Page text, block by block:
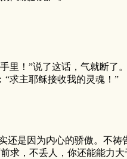
！”说了这话，气就断了。
求主耶稣接收我的灵魂！”
是因为内心的骄傲。不祷
，不丢人，你还能能力大